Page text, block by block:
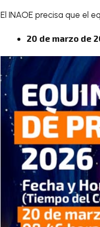
El INAOE precisa que el
20 de marzo de